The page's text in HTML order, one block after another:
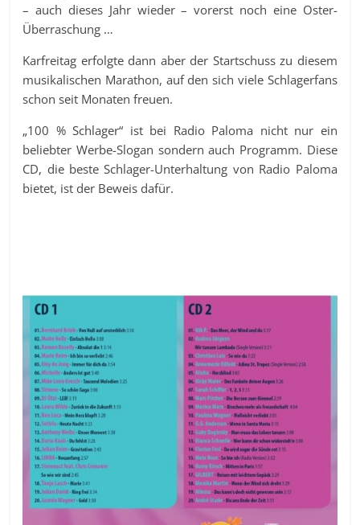
– auch dieses Jahr wieder – vorerst noch eine Oster-
Überraschung …
Karfreitag erfolgte dann aber der Startschuss zu diesem
musikalischen Marathon, auf den sich viele Schlagerfans
schon seit Monaten freuen.
„100 % Schlager“ ist bei Radio Paloma nicht nur ein
beliebter Werbe-Slogan sondern auch Programm. Diese
CD, die beste Schlager-Unterhaltung von Radio Paloma
bietet, ist der Beweis dafür.